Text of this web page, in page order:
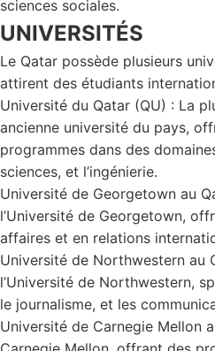
sciences sociales.
UNIVERSITÉS
Le Qatar possède plusieurs
attirent des étudiants
Université du Qatar (QU) : La
ancienne université du pays,
programmes dans des
sciences, et l’ingénierie.
Université de Georgetown au
l’Université de Georgetown,
affaires et en relations
Université de Northwestern au
l’Université de Northwestern,
le journalisme, et les
Université de Carnegie Mellon